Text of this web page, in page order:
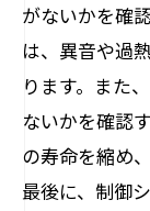
がないかを確
は、異音や過
ります。また
ないかを確認
の寿命を縮め
最後に、制御